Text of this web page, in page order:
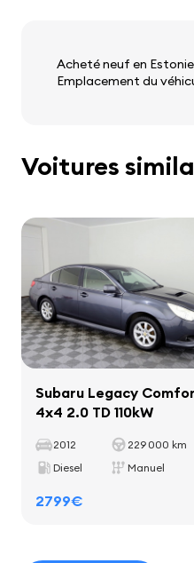
volant en cuir
Audio, vidéo,
haut-parleurs
ordinateur de bord
Intérieur
porte-gobelets
levier de vitesse en cuir
Acheté neuf en Estonie
Emplacement du
Voitures
Subaru Legacy
4x4 2.0 TD 110kW
2012
229 000 km
Diesel
Manuel
2799€